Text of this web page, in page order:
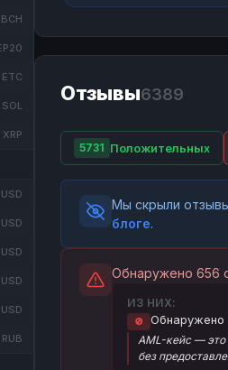
BCH
ETC
SOL
XRP
USD
USD
USD
USD
USD
RUB
Отзывы6389
5731 Положительных
Мы скрыли
блоге.
Обнаружено 656
ИЗ НИХ:
🚫 Обнаружено
AML-кейс — это
без